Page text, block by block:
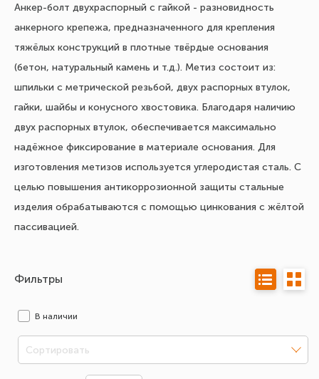
Анкер-болт двухраспорный с гайкой - разновидность
анкерного крепежа, предназначенного для крепления
тяжёлых конструкций в плотные твёрдые основания
(бетон, натуральный камень и т.д.). Метиз состоит из:
шпильки с метрической резьбой, двух распорных втулок,
гайки, шайбы и конусного хвостовика. Благодаря наличию
двух распорных втулок, обеспечивается максимально
надёжное фиксирование в материале основания. Для
изготовления метизов используется углеродистая сталь. С
целью повышения антикоррозионной защиты стальные
изделия обрабатываются с помощью цинкования с жёлтой
пассивацией.
Фильтры
В наличии
Сортировать